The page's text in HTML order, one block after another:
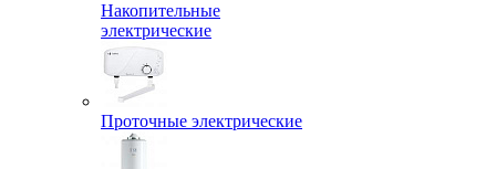
Накопительные
электрические
Проточные электрические